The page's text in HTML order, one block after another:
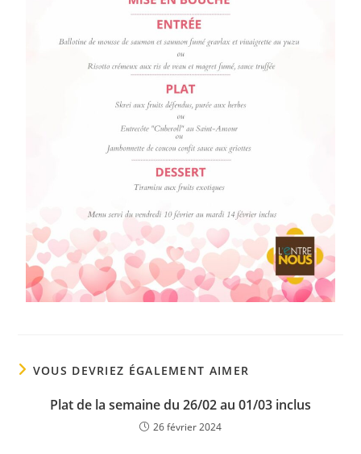
VOUS DEVRIEZ ÉGALEMENT AIMER
Plat de la semaine du 26/02 au 01/03 inclus
26 février 2024